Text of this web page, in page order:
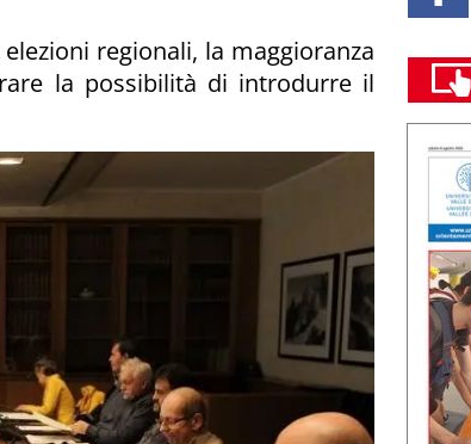
regionali, la maggioranza
la possibilità di introdurre il